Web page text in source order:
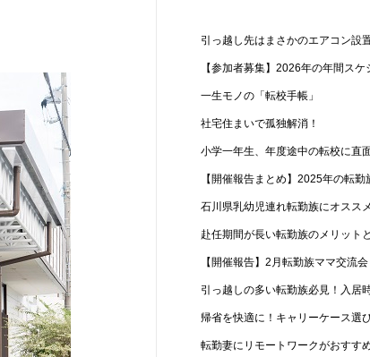
引っ越し先はまさかのエアコン設
【参加者募集】2026年の年間スケ
一生モノの「転校手帳」
社宅住まいで孤独解消！
小学一年生、年度途中の転校に直
【開催報告まとめ】2025年の転勤
石川県乳幼児連れ転勤族にオスス
赴任期間が長い転勤族のメリット
【開催報告】2月転勤族ママ交流
引っ越しの多い転勤族必見！入居
帰省を快適に！キャリーケース選
転勤妻にリモートワークがおすす